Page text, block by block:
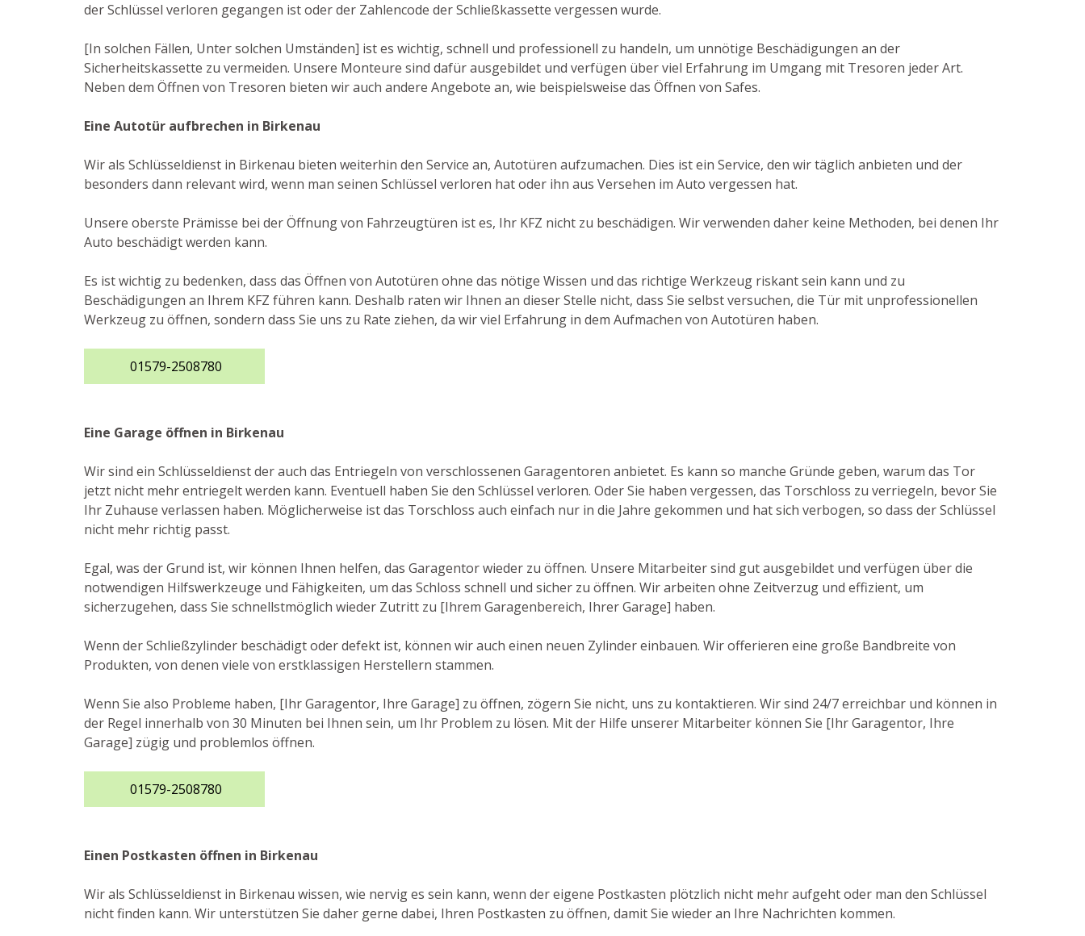
der Schlüssel verloren gegangen ist oder der Zahlencode der Schließkassette vergessen wurde.
[In solchen Fällen, Unter solchen Umständen] ist es wichtig, schnell und professionell zu handeln, um unnötige Beschädigungen an der
Sicherheitskassette zu vermeiden. Unsere Monteure sind dafür ausgebildet und verfügen über viel Erfahrung im Umgang mit Tresoren jeder Art.
Neben dem Öffnen von Tresoren bieten wir auch andere Angebote an, wie beispielsweise das Öffnen von Safes.
Eine Autotür aufbrechen in Birkenau
Wir als Schlüsseldienst in Birkenau bieten weiterhin den Service an, Autotüren aufzumachen. Dies ist ein Service, den wir täglich anbieten und der
besonders dann relevant wird, wenn man seinen Schlüssel verloren hat oder ihn aus Versehen im Auto vergessen hat.
Unsere oberste Prämisse bei der Öffnung von Fahrzeugtüren ist es, Ihr KFZ nicht zu beschädigen. Wir verwenden daher keine Methoden, bei denen Ihr
Auto beschädigt werden kann.
Es ist wichtig zu bedenken, dass das Öffnen von Autotüren ohne das nötige Wissen und das richtige Werkzeug riskant sein kann und zu
Beschädigungen an Ihrem KFZ führen kann. Deshalb raten wir Ihnen an dieser Stelle nicht, dass Sie selbst versuchen, die Tür mit unprofessionellen
Werkzeug zu öffnen, sondern dass Sie uns zu Rate ziehen, da wir viel Erfahrung in dem Aufmachen von Autotüren haben.
01579-2508780
Eine Garage öffnen in Birkenau
Wir sind ein Schlüsseldienst der auch das Entriegeln von verschlossenen Garagentoren anbietet. Es kann so manche Gründe geben, warum das Tor
jetzt nicht mehr entriegelt werden kann. Eventuell haben Sie den Schlüssel verloren. Oder Sie haben vergessen, das Torschloss zu verriegeln, bevor Sie
Ihr Zuhause verlassen haben. Möglicherweise ist das Torschloss auch einfach nur in die Jahre gekommen und hat sich verbogen, so dass der Schlüssel
nicht mehr richtig passt.
Egal, was der Grund ist, wir können Ihnen helfen, das Garagentor wieder zu öffnen. Unsere Mitarbeiter sind gut ausgebildet und verfügen über die
notwendigen Hilfswerkzeuge und Fähigkeiten, um das Schloss schnell und sicher zu öffnen. Wir arbeiten ohne Zeitverzug und effizient, um
sicherzugehen, dass Sie schnellstmöglich wieder Zutritt zu [Ihrem Garagenbereich, Ihrer Garage] haben.
Wenn der Schließzylinder beschädigt oder defekt ist, können wir auch einen neuen Zylinder einbauen. Wir offerieren eine große Bandbreite von
Produkten, von denen viele von erstklassigen Herstellern stammen.
Wenn Sie also Probleme haben, [Ihr Garagentor, Ihre Garage] zu öffnen, zögern Sie nicht, uns zu kontaktieren. Wir sind 24/7 erreichbar und können in
der Regel innerhalb von 30 Minuten bei Ihnen sein, um Ihr Problem zu lösen. Mit der Hilfe unserer Mitarbeiter können Sie [Ihr Garagentor, Ihre
Garage] zügig und problemlos öffnen.
01579-2508780
Einen Postkasten öffnen in Birkenau
Wir als Schlüsseldienst in Birkenau wissen, wie nervig es sein kann, wenn der eigene Postkasten plötzlich nicht mehr aufgeht oder man den Schlüssel
nicht finden kann. Wir unterstützen Sie daher gerne dabei, Ihren Postkasten zu öffnen, damit Sie wieder an Ihre Nachrichten kommen.